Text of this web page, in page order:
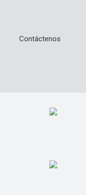
Contáctenos